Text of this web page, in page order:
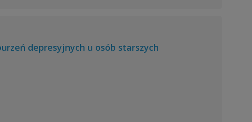
depresyjnych u osób starszych